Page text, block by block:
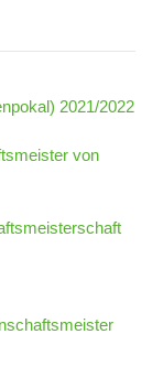
2021/2022
von